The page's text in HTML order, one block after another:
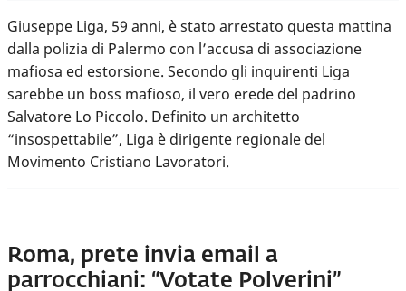
Giuseppe Liga, 59 anni, è stato arrestato questa mattina
dalla polizia di Palermo con l’accusa di associazione
mafiosa ed estorsione. Secondo gli inquirenti Liga
sarebbe un boss mafioso, il vero erede del padrino
Salvatore Lo Piccolo. Definito un architetto
“insospettabile”, Liga è dirigente regionale del
Movimento Cristiano Lavoratori.
Roma, prete invia email a
parrocchiani: “Votate Polverini”